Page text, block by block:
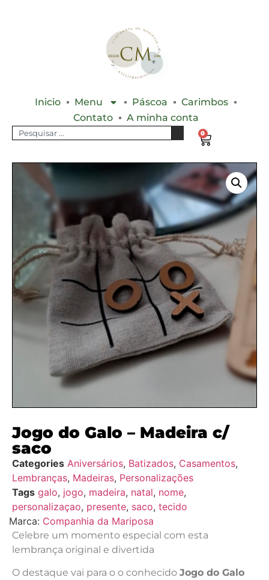
Inicio Menu Páscoa
Carimbos
Contato
A minha conta
0
Jogo do Galo – Madeira c/
saco
Categories Aniversários, Batizados, Casamentos,
Lembranças, Madeiras, Personalizações
Tags galo, jogo, madeira, natal, nome,
personalizaçao, presente, saco, tecido
Marca: Companhia da Mariposa
Celebre um momento especial com esta
lembrança original e divertida
O destaque vai para o o conhecido Jogo do Galo